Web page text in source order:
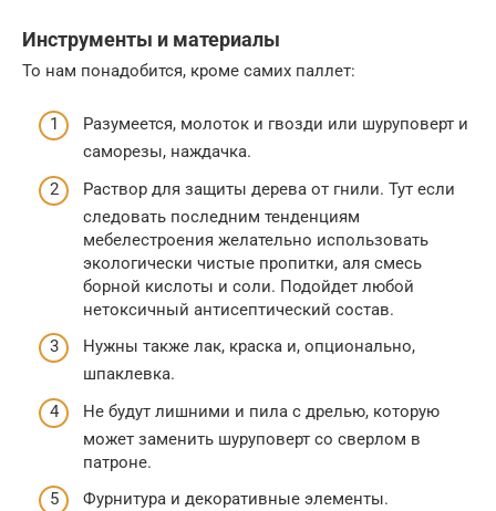
Инструменты и материалы
То нам понадобится, кроме самих паллет:
Разумеется, молоток и гвозди или шуруповерт и
саморезы, наждачка.
Раствор для защиты дерева от гнили. Тут если
следовать последним тенденциям
мебелестроения желательно использовать
экологически чистые пропитки, аля смесь
борной кислоты и соли. Подойдет любой
нетоксичный антисептический состав.
Нужны также лак, краска и, опционально,
шпаклевка.
Не будут лишними и пила с дрелью, которую
может заменить шуруповерт со сверлом в
патроне.
Фурнитура и декоративные элементы.